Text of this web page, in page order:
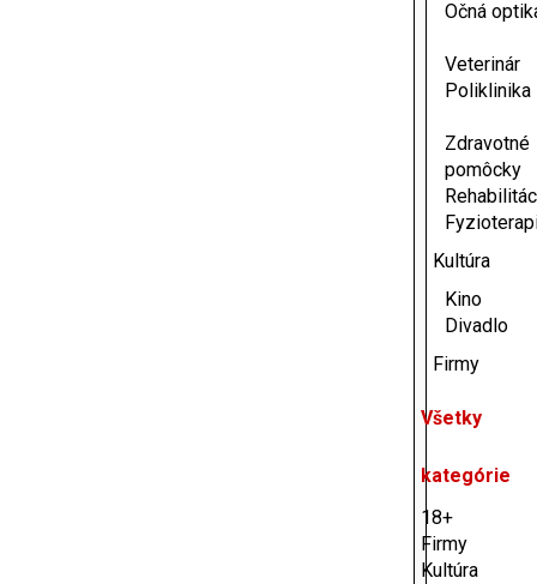
Očná
Veterinár
Poliklinika
Zdravotné
pomôcky
Kultúra
Kino
Divadlo
Firmy
Všetky
kategórie
18+
Firmy
Kultúra